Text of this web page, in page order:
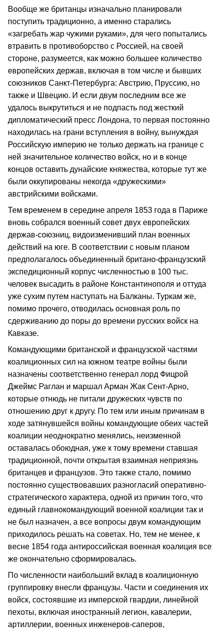
Вообще же британцы изначально планировали
поступить традиционно, а именно старались
«загребать жар чужими руками», для чего попытались
втравить в противоборство с Россией, на своей
стороне, разумеется, как можно большее количество
европейских держав, включая в том числе и бывших
союзников Санкт-Петербурга: Австрию, Пруссию, но
также и Швецию. И если двум последним все же
удалось выкрутиться и не подпасть под жесткий
дипломатический пресс Лондона, то первая постоянно
находилась на грани вступления в войну, вынуждая
Российскую империю не только держать на границе с
ней значительное количество войск, но и в конце
концов оставить дунайские княжества, которые тут же
были оккупированы некогда «дружескими»
австрийскими войсками.
Тем временем в середине апреля 1853 года в Париже
вновь собрался военный совет двух европейских
держав-союзниц, видоизменивший план военных
действий на юге. В соответствии с новым планом
предполагалось объединенный британо-французский
экспедиционный корпус численностью в 100 тыс.
человек высадить в районе Константинополя и оттуда
уже сухим путем наступать на Балканы. Туркам же,
помимо прочего, отводилась основная роль по
сдерживанию до поры до времени русских войск на
Кавказе.
Командующими британской и французской частями
коалиционных сил на южном театре войны были
назначены соответственно генерал лорд Фицрой
Джеймс Раглан и маршал Арман Жак Сент-Арно,
которые отнюдь не питали дружеских чувств по
отношению друг к другу. По тем или иным причинам в
ходе затянувшейся войны командующие обеих частей
коалиции неоднократно менялись, неизменной
оставалась обоюдная, уже к тому времени ставшая
традиционной, почти открытая взаимная неприязнь
британцев и французов. Это также стало, помимо
постоянно существовавших разногласий оперативно-
стратегического характера, одной из причин того, что
единый главнокомандующий военной коалиции так и
не был назначен, а все вопросы двум командующим
приходилось решать на советах. Но, тем не менее, к
весне 1854 года антироссийская военная коалиция все
же окончательно сформировалась.
По численности наибольший вклад в коалиционную
группировку внесли французы. Части и соединения их
войск, состоявшие из имперской гвардии, линейной
пехоты, включая иностранный легион, кавалерии,
артиллерии, военных инженеров-саперов,